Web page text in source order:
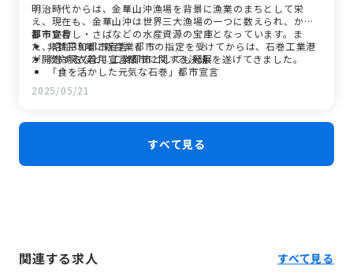
明治時代からは、金華山沖漁場を背景に漁業のまちとして栄
え、現在も、金華山沖は世界三大漁場の一つに数えられ、かつ
お・いわし・さばなどの水産資源の宝庫となっています。ま
た、昭和39年に新産業都市の指定を受けてからは、石巻工業港
が開港するなど、工業都市としても発展を遂げてきました。
さらに、平成元年に石巻専修大学が開学するとともに、三陸縦
貫自動車道の石巻までの延伸、石巻トゥモロービジネスタウン
るマンガランド構想の中核施設となる「石ノ森萬画館」が完成
平成17年4月1日には石巻地域1市6町が合併し、新・石巻市と
都市宣言
非核平和都市宣言
救命胴衣着用宣言都市に関する決議
「食を活かした元気な石巻」都市宣言
2025/05/21
すべて見る
関連する求人 すべて見る